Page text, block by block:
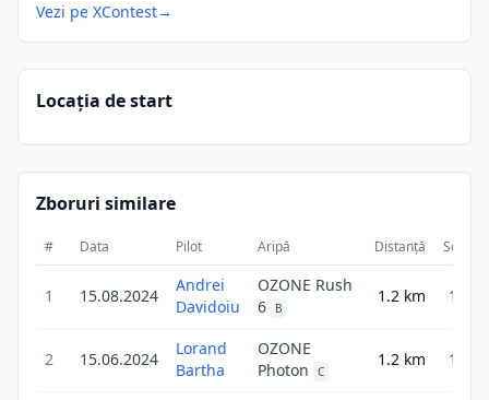
Vezi pe XContest→
Locația de start
Zboruri similare
# Data Pilot Aripă Distanță Scor
1 15.08.2024
Andrei
Davidoiu
OZONE Rush
6
B
1.2 km 1.2
2 15.06.2024
Lorand
Bartha
OZONE
Photon
C
1.2 km 1.2